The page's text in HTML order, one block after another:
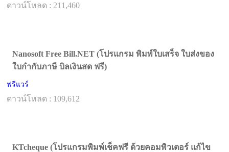
ดาวน์โหลด : 211,460
Nanosoft Free Bill.NET (โปรแกรม พิมพ์ใบเสร็จ ใบส่งของ
ใบกำกับภาษี บิลเงินสด ฟรี)
ฟรีแวร์
ดาวน์โหลด : 109,612
KTcheque (โปรแกรมพิมพ์เช็คฟรี ด้วยคอมพิวเตอร์ แก้ไข